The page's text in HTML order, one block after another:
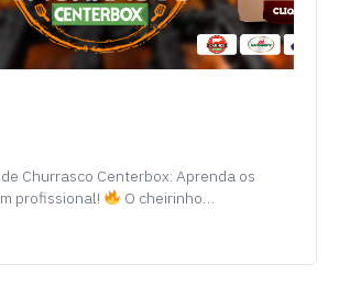
de Churrasco Centerbox: Aprenda os
profissional!
O cheirinho…